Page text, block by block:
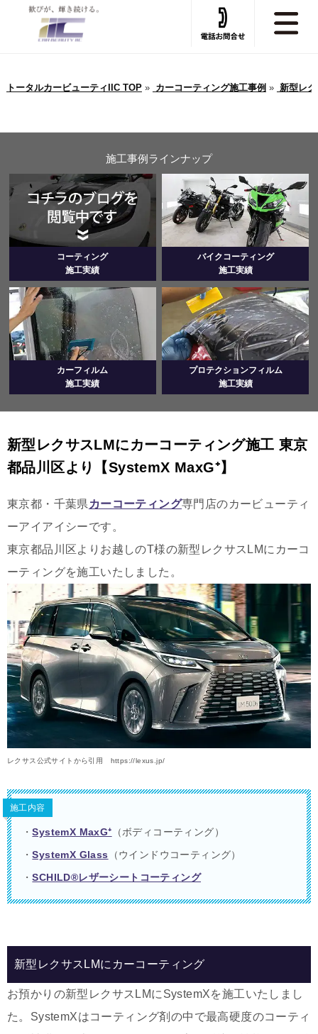
トータルカービューティIIC TOP» カーコーティング施工事例 » 新型レ
施工事例ラインナップ
コーティング
施工実績
バイクコーティング
施工実績
カーフィルム
施工実績
プロテクションフィルム
施工実績
新型レクサスLMにカーコーティング施工 東京
都品川区より【SystemX MaxG⁺】
東京都・千葉県 カーコーティング専門店のカービューティ
ーアイアイシーです。
東京都品川区よりお越しのT様の新型レクサスLMにカーコ
ーティングを施工いたしました。
レクサス公式サイトから引用 https://lexus.jp/
施工内容
・SystemX MaxG⁺ （ボディコーティング）
・SystemX Glass
（ウインドウコーティング）
・SCHILD®レザーシートコーティング
新型レクサスLMにカーコーティング
お預かりの新型レクサスLMにSystemXを施工いたしまし
た。SystemXはコーティング剤の中で最高硬度のコーティ